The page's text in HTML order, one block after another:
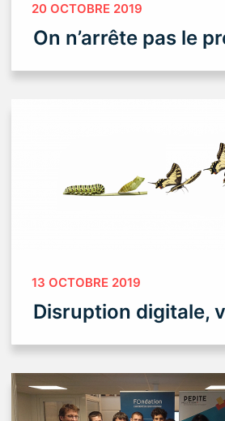
20 OCTOBRE 2019
On n’arrête pas le
13 OCTOBRE 2019
Disruption digitale,